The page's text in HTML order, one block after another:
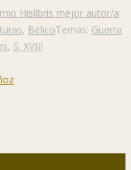
Hislibris mejor autor/a
, BélicoTemas: Guerra
, S. XVIII